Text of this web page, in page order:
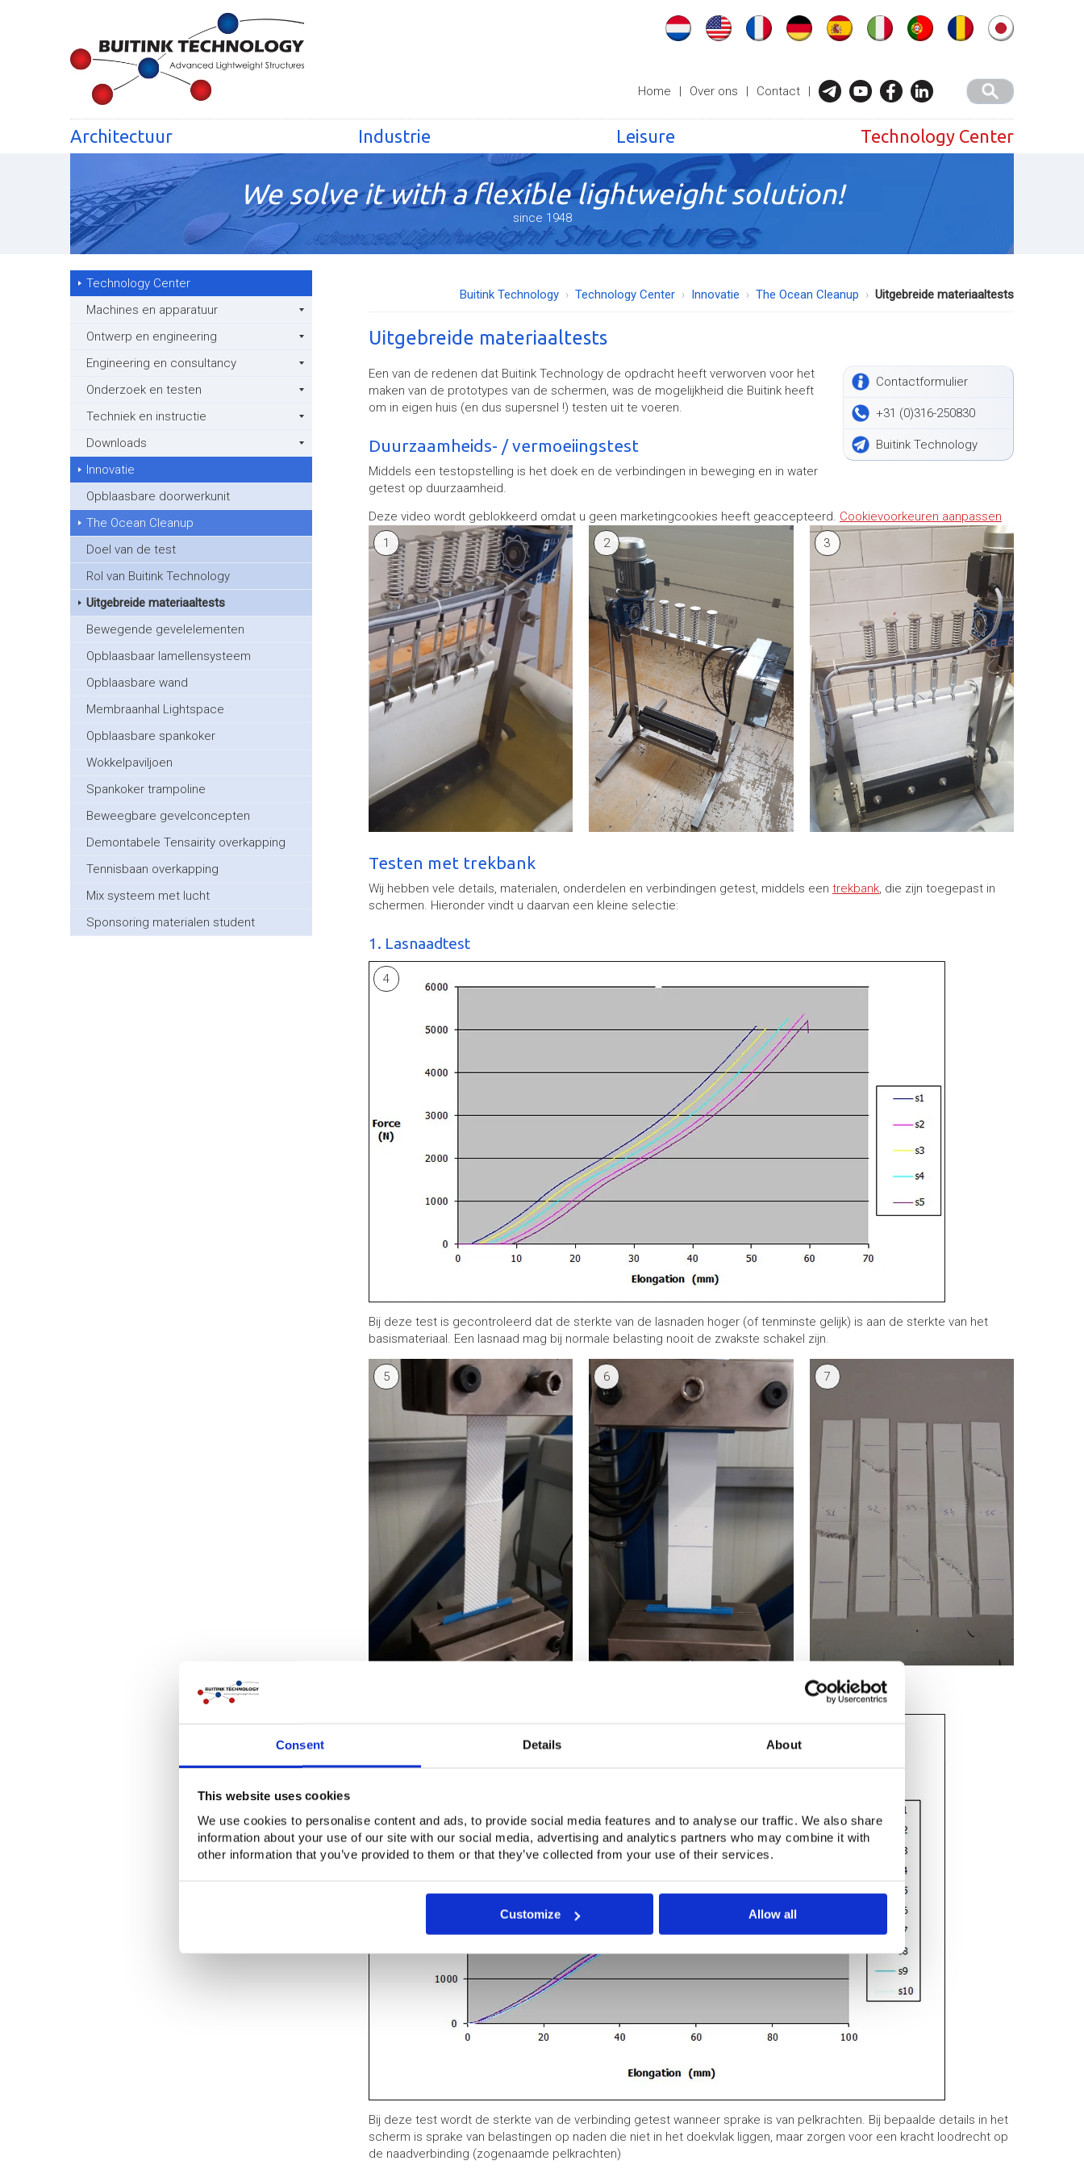
Consent Details About
This website uses cookies
We use cookies to personalise content and ads, to provide social media features and to analyse our traffic. We also share
information about your use of our site with our social media, advertising and analytics partners who may combine it with
other information that you’ve provided to them or that they’ve collected from your use of their services.
Customize Allow all
Home | Over ons | Contact |
Architectuur Industrie Leisure Technology Center
We solve it with a flexible lightweight solution!
since 1948
Technology Center
Machines en apparatuur
Ontwerp en engineering
Engineering en consultancy
Onderzoek en testen
Techniek en instructie
Downloads
Innovatie
Opblaasbare doorwerkunit
The Ocean Cleanup
Doel van de test
Rol van Buitink Technology
Uitgebreide materiaaltests
Bewegende gevelelementen
Opblaasbaar lamellensysteem
Opblaasbare wand
Membraanhal Lightspace
Opblaasbare spankoker
Wokkelpaviljoen
Spankoker trampoline
Beweegbare gevelconcepten
Demontabele Tensairity overkapping
Tennisbaan overkapping
Mix systeem met lucht
Sponsoring materialen student
Buitink Technology Technology Center Innovatie The Ocean Cleanup Uitgebreide materiaaltests
Uitgebreide materiaaltests
Contactformulier
+31 (0)316-250830
Buitink Technology
Een van de redenen dat Buitink Technology de opdracht heeft verworven voor het
maken van de prototypes van de schermen, was de mogelijkheid die Buitink heeft
om in eigen huis (en dus supersnel !) testen uit te voeren.
Duurzaamheids- / vermoeiingstest
Middels een testopstelling is het doek en de verbindingen in beweging en in water
getest op duurzaamheid.
Deze video wordt geblokkeerd omdat u geen marketingcookies heeft geaccepteerd. Cookievoorkeuren aanpassen
1
2 3
Testen met trekbank
Wij hebben vele details, materialen, onderdelen en verbindingen getest, middels een trekbank, die zijn toegepast in
schermen. Hieronder vindt u daarvan een kleine selectie:
1. Lasnaadtest
4
Bij deze test is gecontroleerd dat de sterkte van de lasnaden hoger (of tenminste gelijk) is aan de sterkte van het
basismateriaal. Een lasnaad mag bij normale belasting nooit de zwakste schakel zijn.
5 6 7
Bij deze test wordt de sterkte van de verbinding getest wanneer sprake is van pelkrachten. Bij bepaalde details in het
scherm is sprake van belastingen op naden die niet in het doekvlak liggen, maar zorgen voor een kracht loodrecht op
de naadverbinding (zogenaamde pelkrachten)